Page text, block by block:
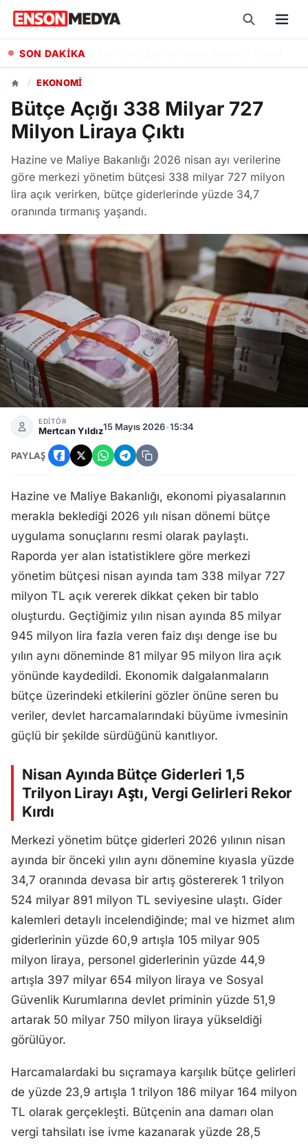
SON DAKİKA
/ EKONOMI
Bütçe Açığı 338 Milyar 727
Milyon Liraya Çıktı
Hazine ve Maliye Bakanlığı 2026 nisan ayı verilerine
göre merkezi yönetim bütçesi 338 milyar 727 milyon
lira açık verirken, bütçe giderlerinde yüzde 34,7
oranında tırmanış yaşandı.
Bütçe Açığı 338 Milyar 727 Milyon Liraya Çıktı
EDİTÖR
Mertcan Yıldız15 Mayıs 2026•15:34
PAYLAŞ
Hazine ve Maliye Bakanlığı, ekonomi piyasalarının
merakla beklediği 2026 yılı nisan dönemi bütçe
uygulama sonuçlarını resmi olarak paylaştı.
Raporda yer alan istatistiklere göre merkezi
yönetim bütçesi nisan ayında tam 338 milyar 727
milyon TL açık vererek dikkat çeken bir tablo
oluşturdu. Geçtiğimiz yılın nisan ayında 85 milyar
945 milyon lira fazla veren faiz dışı denge ise bu
yılın aynı döneminde 81 milyar 95 milyon lira açık
yönünde kaydedildi. Ekonomik dalgalanmaların
bütçe üzerindeki etkilerini gözler önüne seren bu
veriler, devlet harcamalarındaki büyüme ivmesinin
güçlü bir şekilde sürdüğünü kanıtlıyor.
Nisan Ayında Bütçe Giderleri 1,5
Trilyon Lirayı Aştı, Vergi Gelirleri Rekor
Kırdı
Merkezi yönetim bütçe giderleri 2026 yılının nisan
ayında bir önceki yılın aynı dönemine kıyasla yüzde
34,7 oranında devasa bir artış göstererek 1 trilyon
524 milyar 891 milyon TL seviyesine ulaştı. Gider
kalemleri detaylı incelendiğinde; mal ve hizmet alım
giderlerinin yüzde 60,9 artışla 105 milyar 905
milyon liraya, personel giderlerinin yüzde 44,9
artışla 397 milyar 654 milyon liraya ve Sosyal
Güvenlik Kurumlarına devlet priminin yüzde 51,9
artarak 50 milyar 750 milyon liraya yükseldiği
görülüyor.
Harcamalardaki bu sıçramaya karşılık bütçe gelirleri
de yüzde 23,9 artışla 1 trilyon 186 milyar 164 milyon
TL olarak gerçekleşti. Bütçenin ana damarı olan
vergi tahsilatı ise ivme kazanarak yüzde 28,5